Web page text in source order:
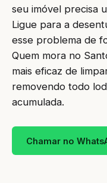
seu imóvel precisa
Ligue para a
esse problema de
Quem mora no
mais eficaz de
removendo todo
acumulada.
Chamar no